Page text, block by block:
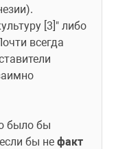
[3]" либо
всегда
было бы
бы не факт